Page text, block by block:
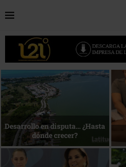
Bottega, un viaje servido a la
mesa